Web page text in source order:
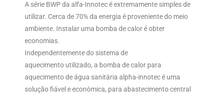
A série BWP da alfa-Innotec é extremamente simples de
utilizar. Cerca de 70% da energia é proveniente do meio
ambiente. Instalar uma bomba de calor é obter
economias.
Independentemente do sistema de
aquecimento utilizado, a bomba de calor para
aquecimento de água sanitária alpha-innotec é uma
solução fiável e económica, para abastecimento central